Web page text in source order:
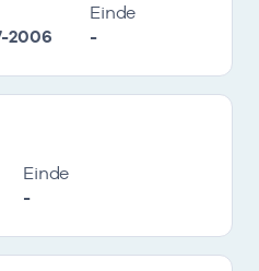
2006
Einde
-
Einde
-